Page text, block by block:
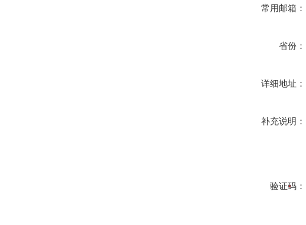
常用邮箱：
省份：
详细地址：
补充说明：
验证码：